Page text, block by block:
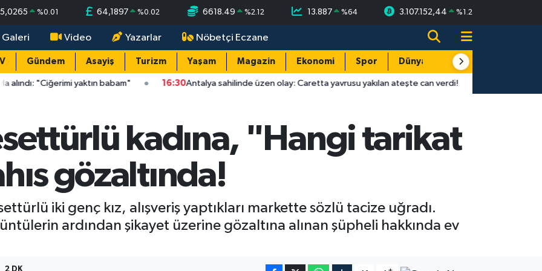
%0.01 64,1897 %0.02 6618.49 %2.12 13.887 %64 3.107.152,44 %1.2
Galeri Video Yazarlar Nöbetçi Eczane
Gündem Asayiş Turizm Yaşam Magazin Ekonomi Spor Dünya Resmi Reklamlar
yaktın babam" 16:30Antalya sahilinde üzen olay: Caretta yavrusu yakılan ateşte can verdi! 16:01Antalyaspor-
kadına, "Hangi tarikat
gözaltında!
iki genç kız, alışveriş yaptıkları markette sözlü tacize uğradı.
ardından şikayet üzerine gözaltına alınan şüpheli hakkında ev